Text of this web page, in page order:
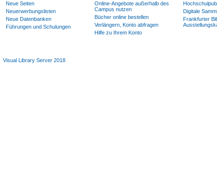
Neue Seiten
Neuerwerbungslisten
Neue Datenbanken
Führungen und Schulungen
Online-Angebote außerhalb des
Campus nutzen
Bücher online bestellen
Verlängern, Konto abfragen
Hilfe zu Ihrem Konto
Digitale
Frankfurter
Visual Library Server 2018